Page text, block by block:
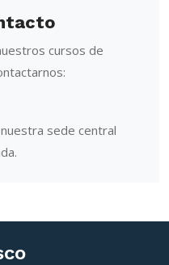
cursos de
sede central